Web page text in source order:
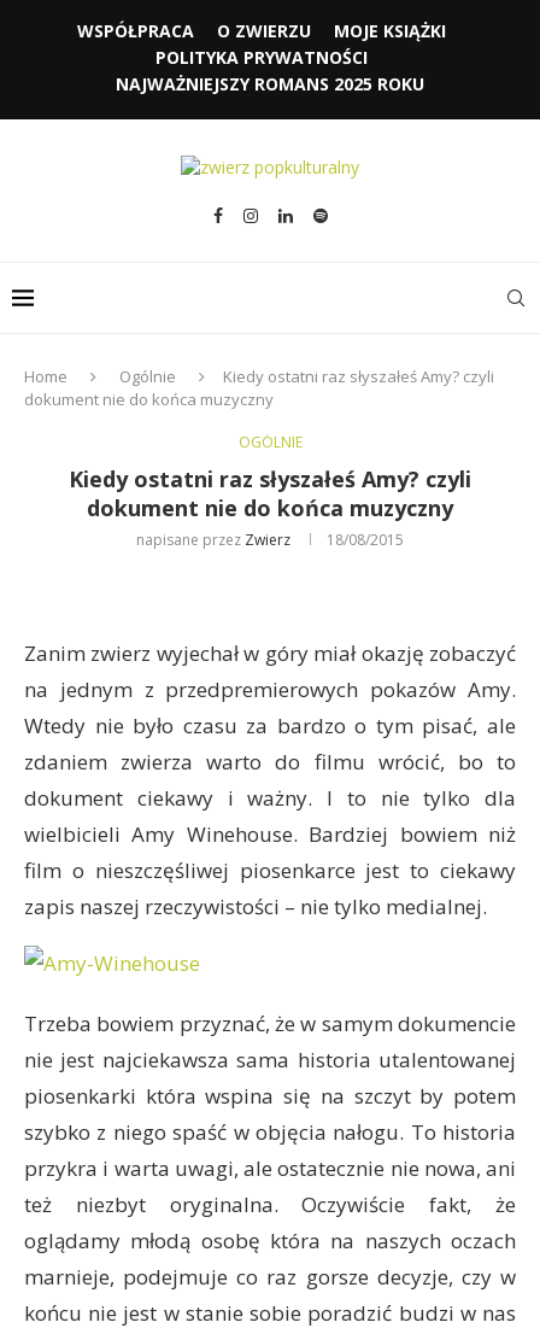
WSPÓŁPRACA O ZWIERZU
MOJE KSIĄŻKI
POLITYKA PRYWATNOŚCI
NAJWAŻNIEJSZY ROMANS 2025 ROKU
Home Ogólnie
Kiedy ostatni raz słyszałeś Amy? czyli
dokument nie do końca muzyczny
OGÓLNIE
Kiedy ostatni raz słyszałeś Amy? czyli
dokument nie do końca muzyczny
napisane przez Zwierz 18/08/2015
Zanim zwierz wyjechał w góry miał okazję zobaczyć
na jednym z przedpremierowych pokazów Amy.
Wtedy nie było czasu za bardzo o tym pisać, ale
zdaniem zwierza warto do filmu wrócić, bo to
dokument ciekawy i ważny. I to nie tylko dla
wielbicieli Amy Winehouse. Bardziej bowiem niż
film o nieszczęśliwej piosenkarce jest to ciekawy
zapis naszej rzeczywistości – nie tylko medialnej.
Trzeba bowiem przyznać, że w samym dokumencie
nie jest najciekawsza sama historia utalentowanej
piosenkarki która wspina się na szczyt by potem
szybko z niego spaść w objęcia nałogu. To historia
przykra i warta uwagi, ale ostatecznie nie nowa, ani
też niezbyt oryginalna. Oczywiście fakt, że
oglądamy młodą osobę która na naszych oczach
marnieje, podejmuje co raz gorsze decyzje, czy w
końcu nie jest w stanie sobie poradzić budzi w nas